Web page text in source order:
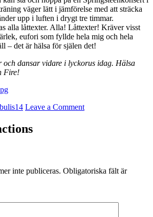
väger lätt i jämförelse med att sträcka
upp i luften i drygt tre timmar.
alla låttexter. Alla! Låttexter! Kräver visst
eufori som fyllde hela mig och hela
– det är hälsa för själen det!
och dansar vidare i lyckorus idag. Hälsa
Fire!
Leave a Comment
inte publiceras. Obligatoriska fält är